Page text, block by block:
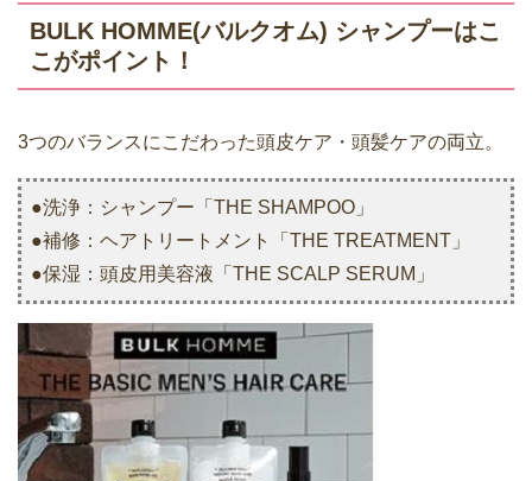
BULK HOMME(バルクオム) シャンプーはこ
こがポイント！
3つのバランスにこだわった頭皮ケア・頭髪ケアの両立。
●洗浄：シャンプー「THE SHAMPOO」
●補修：ヘアトリートメント「THE TREATMENT」
●保湿：頭皮用美容液「THE SCALP SERUM」